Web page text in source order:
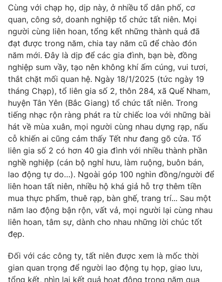
Cùng với chạp họ, dịp này, ở nhiều tổ dân phố, cơ
quan, công sở, doanh nghiệp tổ chức tất niên. Mọi
người cùng liên hoan, tổng kết những thành quả đã
đạt được trong năm, chia tay năm cũ để chào đón
năm mới. Đây là dịp để các gia đình, bạn bè, đồng
nghiệp sum vầy, tạo nên không khí ấm cúng, vui tươi,
thắt chặt mối quan hệ. Ngày 18/1/2025 (tức ngày 19
tháng Chạp), tổ liên gia số 2, thôn 284, xã Quế Nham,
huyện Tân Yên (Bắc Giang) tổ chức tất niên. Trong
tiếng nhạc rộn ràng phát ra từ chiếc loa với những bài
hát về mùa xuân, mọi người cùng nhau dựng rạp, nấu
cỗ khiến ai cũng cảm thấy Tết như đang gõ cửa. Tổ
liên gia số 2 có hơn 40 gia đình với nhiều thành phần
nghề nghiệp (cán bộ nghỉ hưu, làm ruộng, buôn bán,
lao động tự do…). Ngoài góp 100 nghìn đồng/người để
liên hoan tất niên, nhiều hộ khá giả hỗ trợ thêm tiền
mua thực phẩm, thuê rạp, bàn ghế, trang trí... Sau một
năm lao động bận rộn, vất vả, mọi người lại cùng nhau
liên hoan, tâm sự, dành cho nhau những lời chúc tốt
đẹp.
Đối với các công ty, tất niên được xem là mốc thời
gian quan trọng để người lao động tụ họp, giao lưu,
tổng kết, nhìn lại kết quả hoạt động trong năm qua